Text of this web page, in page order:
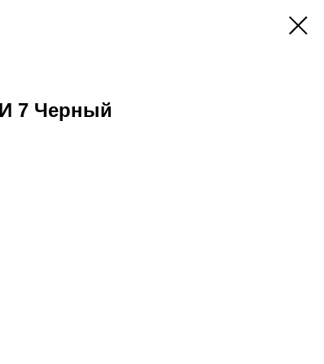
7 Черный